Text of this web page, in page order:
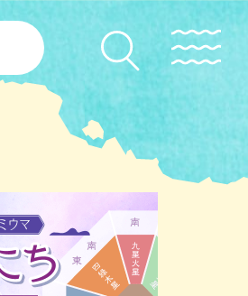
本島中部
先島諸島